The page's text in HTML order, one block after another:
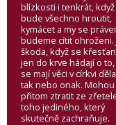
blízkosti i tenkrát,
bude všechno hroutit,
kymácet a my se
budeme cítit ohroženi.
škoda, když se
jen do krve hádají o
se mají věci v církvi
tak nebo onak. Mohou
přitom ztratit ze
toho jediného, který
skutečně zachraňuje.